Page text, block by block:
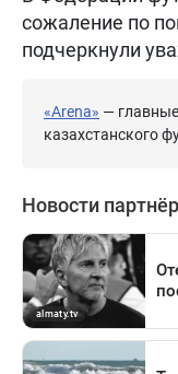
сожаление по
подчеркнули
«Arena» —
казахстанского